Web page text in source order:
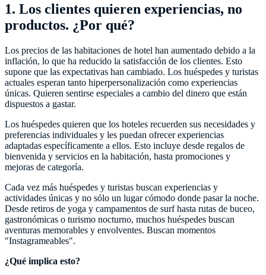
1. Los clientes quieren experiencias, no
productos. ¿Por qué?
Los precios de las habitaciones de hotel han aumentado debido a la
inflación, lo que ha reducido la satisfacción de los clientes. Esto
supone que las expectativas han cambiado. Los huéspedes y turistas
actuales esperan tanto hiperpersonalización como experiencias
únicas. Quieren sentirse especiales a cambio del dinero que están
dispuestos a gastar.
Los huéspedes quieren que los hoteles recuerden sus necesidades y
preferencias individuales y les puedan ofrecer experiencias
adaptadas específicamente a ellos. Esto incluye desde regalos de
bienvenida y servicios en la habitación, hasta promociones y
mejoras de categoría.
Cada vez más huéspedes y turistas buscan experiencias y
actividades únicas y no sólo un lugar cómodo donde pasar la noche.
Desde retiros de yoga y campamentos de surf hasta rutas de buceo,
gastronómicas o turismo nocturno, muchos huéspedes buscan
aventuras memorables y envolventes. Buscan momentos
"Instagrameables".
¿Qué implica esto?